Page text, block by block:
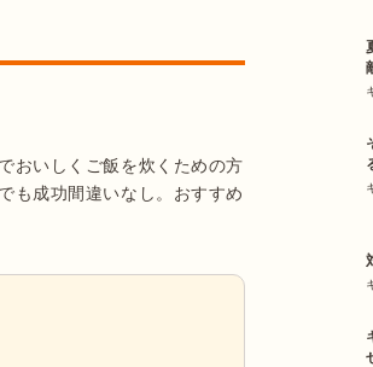
おいしくご飯を炊くための方
も成功間違いなし。おすすめ